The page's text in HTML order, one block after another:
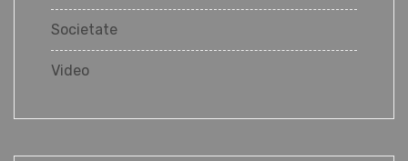
Societate
Video